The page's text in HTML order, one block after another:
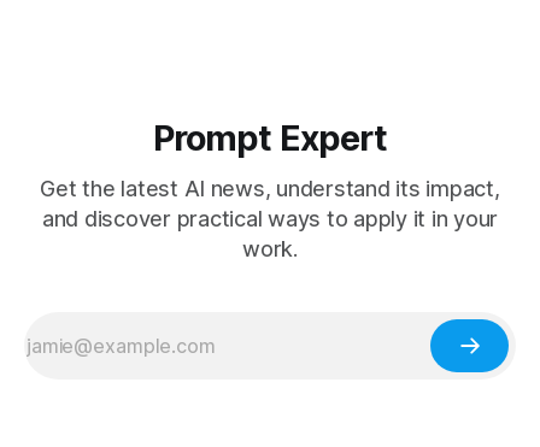
Prompt Expert
Get the latest AI news, understand its impact,
and discover practical ways to apply it in your
work.